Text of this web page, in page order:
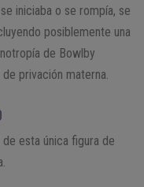
iniciaba o se rompía, se
posiblemente una
de Bowlby
privación materna.
esta única figura de